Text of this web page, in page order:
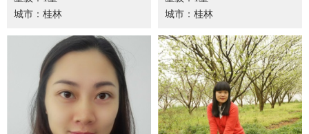
城市：桂林
城市：桂林